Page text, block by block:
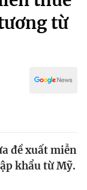
từ
đề xuất miễn
khẩu từ Mỹ.